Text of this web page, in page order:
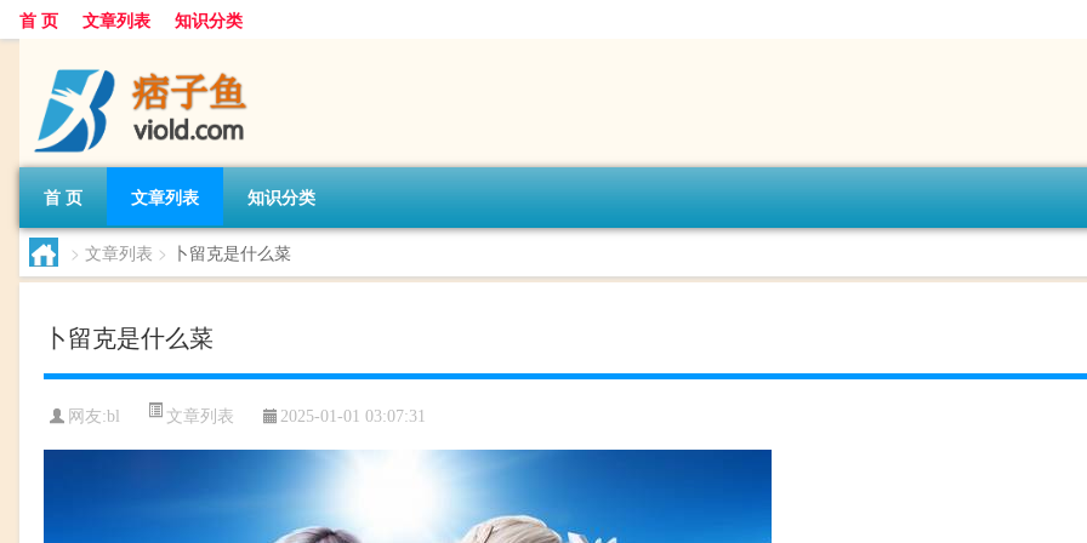
首 页 文章列表 知识分类
首 页 文章列表 知识分类
> 文章列表 > 卜留克是什么菜
卜留克是什么菜
网友:bl 文章列表 2025-01-01 03:07:31